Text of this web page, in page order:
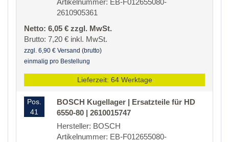
Artikelnummer: EB-F012655080-
2610905361
Netto: 6,05 € zzgl. MwSt.
Brutto: 7,20 € inkl. MwSt.
zzgl. 6,90 € Versand (brutto)
einmalig pro Bestellung
Lieferzeit: 64 Werktage
Pos.
41
BOSCH Kugellager | Ersatzteile für HD
6550-80 | 2610015747
Hersteller: BOSCH
Artikelnummer: EB-F012655080-